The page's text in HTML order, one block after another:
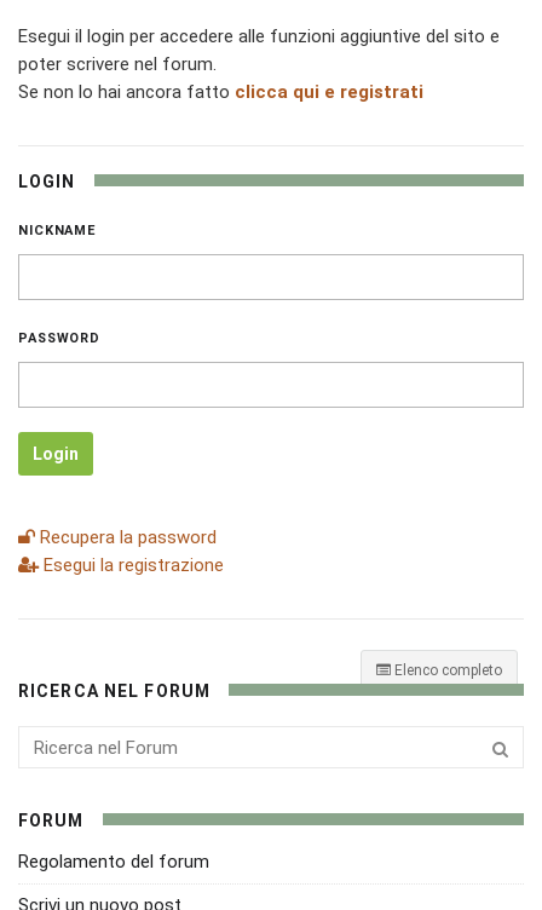
Esegui il login per accedere alle funzioni aggiuntive del sito e
poter scrivere nel forum.
Se non lo hai ancora fatto clicca qui e registrati
LOGIN
NICKNAME
PASSWORD
Login
Recupera la password
Esegui la registrazione
Elenco completo
RICERCA NEL FORUM
FORUM
Regolamento del forum
Scrivi un nuovo post